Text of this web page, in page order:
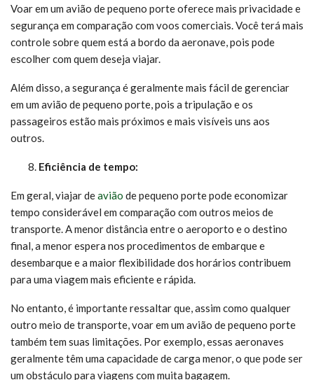
Voar em um avião de pequeno porte oferece mais privacidade e
segurança em comparação com voos comerciais. Você terá mais
controle sobre quem está a bordo da aeronave, pois pode
escolher com quem deseja viajar.
Além disso, a segurança é geralmente mais fácil de gerenciar
em um avião de pequeno porte, pois a tripulação e os
passageiros estão mais próximos e mais visíveis uns aos
outros.
Eficiência de tempo:
Em geral, viajar deavião de pequeno porte pode economizar
tempo considerável em comparação com outros meios de
transporte. A menor distância entre o aeroporto e o destino
final, a menor espera nos procedimentos de embarque e
desembarque e a maior flexibilidade dos horários contribuem
para uma viagem mais eficiente e rápida.
No entanto, é importante ressaltar que, assim como qualquer
outro meio de transporte, voar em um avião de pequeno porte
também tem suas limitações. Por exemplo, essas aeronaves
geralmente têm uma capacidade de carga menor, o que pode ser
um obstáculo para viagens com muita bagagem.